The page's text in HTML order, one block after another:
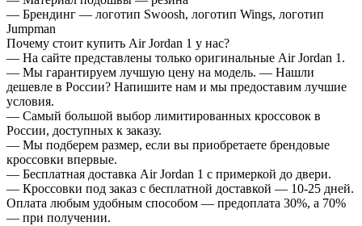
— Брендинг — логотип Swoosh, логотип Wings, логотип
Jumpman
Почему стоит купить Air Jordan 1 у нас?
— На сайте представлены только оригинальные Air Jordan 1.
— Мы гарантируем лучшую цену на модель. — Нашли
дешевле в России? Напишите нам и мы предоставим лучшие
условия.
— Самый большой выбор лимитированных кроссовок в
России, доступных к заказу.
— Мы подберем размер, если вы приобретаете брендовые
кроссовки впервые.
— Бесплатная доставка Air Jordan 1 с примеркой до двери.
— Кроссовки под заказ с бесплатной доставкой — 10-25 дней.
Оплата любым удобным способом — предоплата 30%, а 70%
— при получении.